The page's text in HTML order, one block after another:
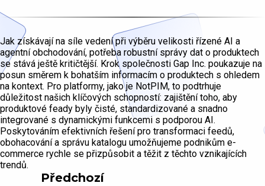
Jak získávají na síle vedení při výběru velikosti řízené AI a
agentní obchodování, potřeba robustní správy dat o produktech
se stává ještě kritičtější. Krok společnosti Gap Inc. poukazuje na
posun směrem k bohatším informacím o produktech s ohledem
na kontext. Pro platformy, jako je NotPIM, to podtrhuje
důležitost našich klíčových schopností: zajištění toho, aby
produktové feady byly čisté, standardizované a snadno
integrované s dynamickými funkcemi s podporou AI.
Poskytováním efektivních řešení pro transformaci feedů,
obohacování a správu katalogu umožňujeme podnikům e-
commerce rychle se přizpůsobit a těžit z těchto vznikajících
trendů.
Předchozí